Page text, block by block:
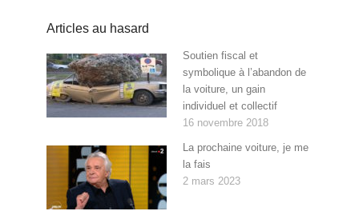
Articles au hasard
Soutien fiscal et
symbolique à l’abandon de
la voiture, un gain
individuel et collectif
16 novembre 2018
La prochaine voiture, je me
la fais
2 mars 2023